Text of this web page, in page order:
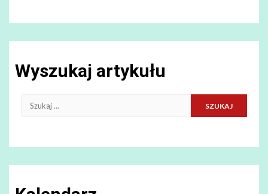
Wyszukaj artykułu
Szukaj: